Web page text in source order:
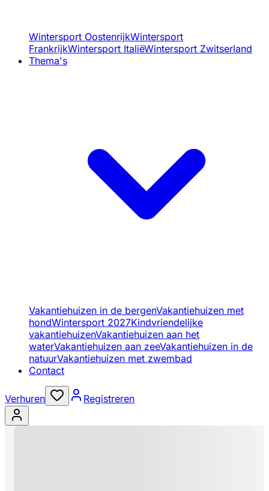
Wintersport OostenrijkWintersport
FrankrijkWintersport ItaliëWintersport Zwitserland
Thema's
Vakantiehuizen in de bergenVakantiehuizen met
hondWintersport 2027Kindvriendelijke
vakantiehuizenVakantiehuizen aan het
waterVakantiehuizen aan zeeVakantiehuizen in de
natuurVakantiehuizen met zwembad
Contact
Verhuren Registreren